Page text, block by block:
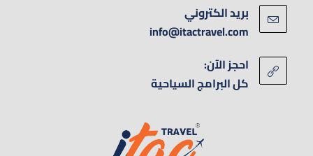
بريد الكتروني
info@itactravel.com
احجز الآن:
كل البرامج السياحية